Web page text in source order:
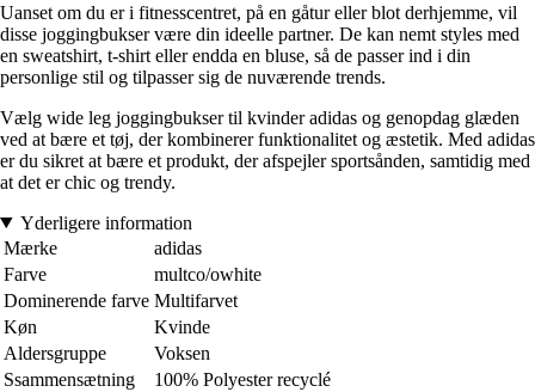
Uanset om du er i fitnesscentret, på en gåtur eller blot derhjemme, vil
disse joggingbukser være din ideelle partner. De kan nemt styles med
en sweatshirt, t-shirt eller endda en bluse, så de passer ind i din
personlige stil og tilpasser sig de nuværende trends.
Vælg wide leg joggingbukser til kvinder adidas og genopdag glæden
ved at bære et tøj, der kombinerer funktionalitet og æstetik. Med adidas
er du sikret at bære et produkt, der afspejler sportsånden, samtidig med
at det er chic og trendy.
Yderligere information
Mærke
adidas
Farve
multco/owhite
Dominerende farve Multifarvet
Køn
Kvinde
Aldersgruppe
Voksen
Ssammensætning
100% Polyester recyclé